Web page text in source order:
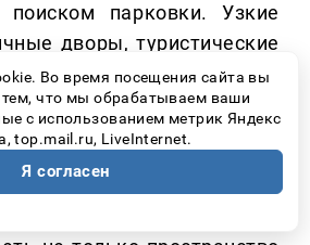
поиском парковки. Узкие
дворы, туристические
здесь многие начинают
за размеров автомобиля.
кругового обзора
Во время посещения сайта вы
тем, что мы обрабатываем ваши
с использованием метрик Яндекс
top.mail.ru, LiveInternet.
Я согласен